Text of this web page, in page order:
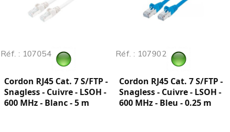
Réf. : 107054
Cordon RJ45 Cat. 7 S/FTP -
Snagless - Cuivre - LSOH -
600 MHz - Blanc - 5 m
Réf. : 107902
Cordon RJ45 Cat. 7 S/FTP -
Snagless - Cuivre - LSOH -
600 MHz - Bleu - 0.25 m